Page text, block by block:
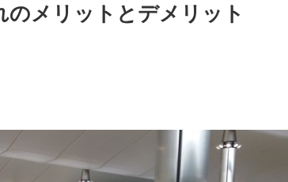
メリットとデメリット